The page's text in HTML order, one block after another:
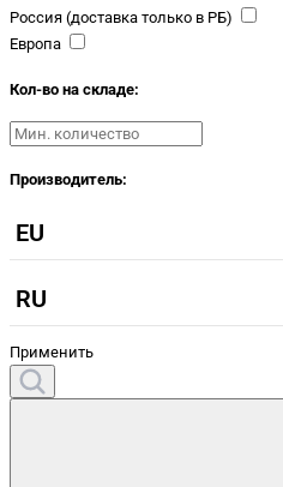
Россия (доставка только в РБ)
Европа
Кол-во на складе:
Производитель:
EU
RU
Применить